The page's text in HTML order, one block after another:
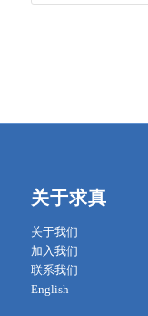
关于求真
关于我们
加入我们
联系我们
English